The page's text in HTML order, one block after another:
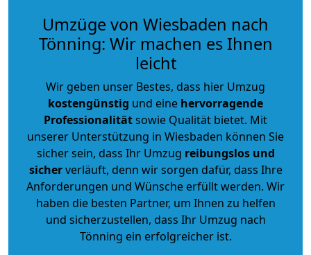
Umzüge von Wiesbaden nach
Tönning: Wir machen es Ihnen
leicht
Wir geben unser Bestes, dass hier Umzug
kostengünstig und eine hervorragende
Professionalitätsowie Qualität bietet. Mit
unserer Unterstützung in Wiesbaden können Sie
sicher sein, dass Ihr Umzug reibungslos und
sicherverläuft, denn wir sorgen dafür, dass Ihre
Anforderungen und Wünsche erfüllt werden. Wir
haben die besten Partner, um Ihnen zu helfen
und sicherzustellen, dass Ihr Umzug nach
Tönning ein erfolgreicher ist.